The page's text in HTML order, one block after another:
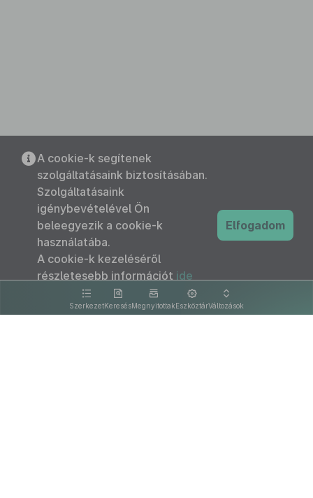
SzerkezetKeresésMegnyitottakEszköztárVáltozások
A cookie-k segítenek
szolgáltatásaink biztosításában.
Szolgáltatásaink
igénybevételével Ön
beleegyezik a cookie-k
használatába.
A cookie-k kezeléséről
részletesebb információt ide
kattintva olvashat.
Elfogadom